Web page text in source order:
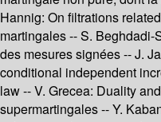
Hannig: On filtrations
martingales -- S.
des mesures signées -- J.
conditional independent
law -- V. Grecea: Duality
supermartingales -- Y.